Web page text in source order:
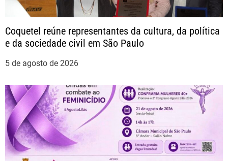
o
d
e
P
o
s
Coquetel reúne representantes da cultura, da política
e da sociedade civil em São Paulo
5 de agosto de 2026